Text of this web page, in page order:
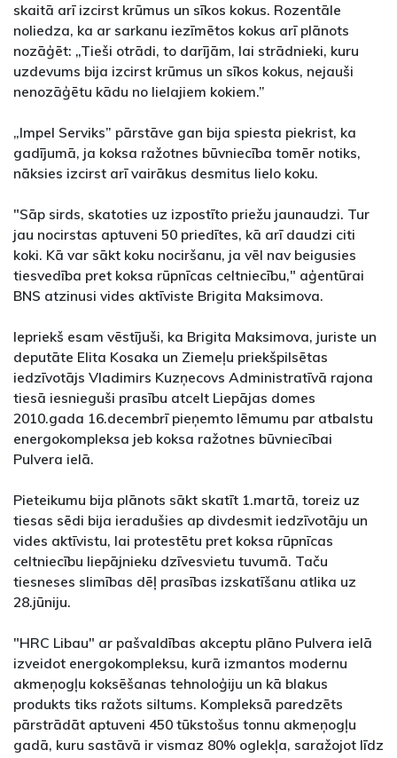
skaitā arī izcirst krūmus un sīkos kokus. Rozentāle
noliedza, ka ar sarkanu iezīmētos kokus arī plānots
nozāģēt: „Tieši otrādi, to darījām, lai strādnieki, kuru
uzdevums bija izcirst krūmus un sīkos kokus, nejauši
nenozāģētu kādu no lielajiem kokiem.”
„Impel Serviks” pārstāve gan bija spiesta piekrist, ka
gadījumā, ja koksa ražotnes būvniecība tomēr notiks,
nāksies izcirst arī vairākus desmitus lielo koku.
"Sāp sirds, skatoties uz izpostīto priežu jaunaudzi. Tur
jau nocirstas aptuveni 50 priedītes, kā arī daudzi citi
koki. Kā var sākt koku nociršanu, ja vēl nav beigusies
tiesvedība pret koksa rūpnīcas celtniecību," aģentūrai
BNS atzinusi vides aktīviste Brigita Maksimova.
Iepriekš esam vēstījuši, ka Brigita Maksimova, juriste un
deputāte Elita Kosaka un Ziemeļu priekšpilsētas
iedzīvotājs Vladimirs Kuzņecovs Administratīvā rajona
tiesā iesnieguši prasību atcelt Liepājas domes
2010.gada 16.decembrī pieņemto lēmumu par atbalstu
energokompleksa jeb koksa ražotnes būvniecībai
Pulvera ielā.
Pieteikumu bija plānots sākt skatīt 1.martā, toreiz uz
tiesas sēdi bija ieradušies ap divdesmit iedzīvotāju un
vides aktīvistu, lai protestētu pret koksa rūpnīcas
celtniecību liepājnieku dzīvesvietu tuvumā. Taču
tiesneses slimības dēļ prasības izskatīšanu atlika uz
28.jūniju.
"HRC Libau" ar pašvaldības akceptu plāno Pulvera ielā
izveidot energokompleksu, kurā izmantos modernu
akmeņogļu koksēšanas tehnoloģiju un kā blakus
produkts tiks ražots siltums. Kompleksā paredzēts
pārstrādāt aptuveni 450 tūkstošus tonnu akmeņogļu
gadā, kuru sastāvā ir vismaz 80% oglekļa, saražojot līdz